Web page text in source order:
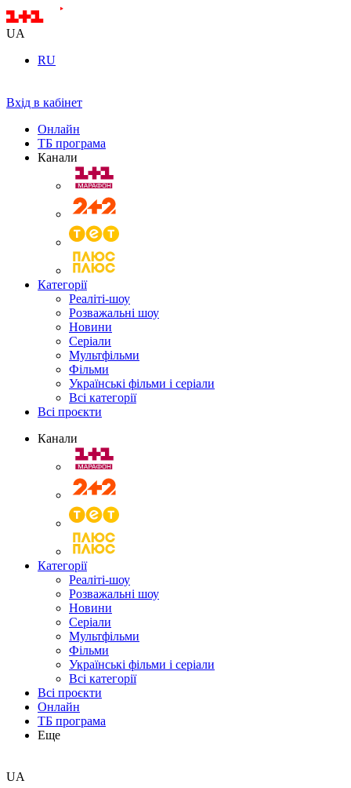
UA
RU
Вхід в кабінет
Онлайн
ТБ програма
Канали
Категорії
Реаліті-шоу
Розважальні шоу
Новини
Серіали
Мультфільми
Фільми
Українські фільми і серіали
Всі категорії
Всі проєкти
Канали
Категорії
Реаліті-шоу
Розважальні шоу
Новини
Серіали
Мультфільми
Фільми
Українські фільми і серіали
Всі категорії
Всі проєкти
Онлайн
ТБ програма
Еще
UA